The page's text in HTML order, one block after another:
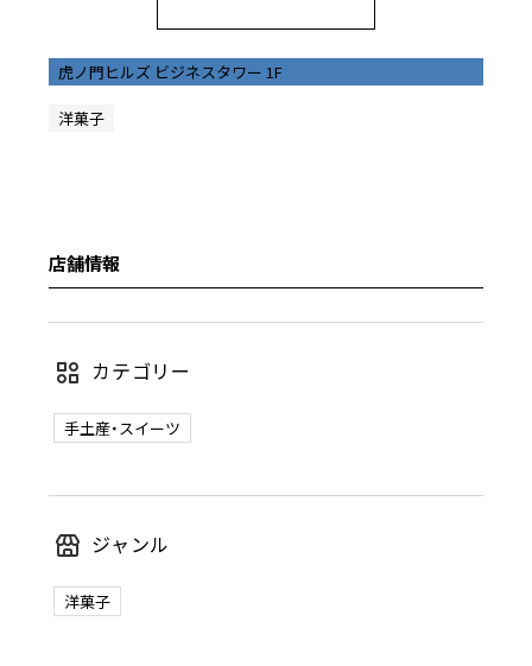
虎ノ門ヒルズ ビジネスタワー 1F
洋菓子
店舗情報
カテゴリー
手土産・スイーツ
ジャンル
洋菓子